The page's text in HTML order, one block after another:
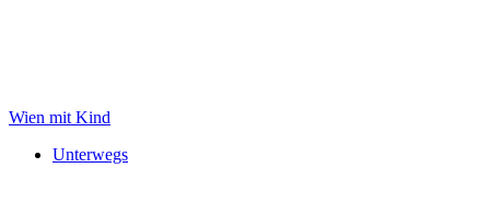
Wien mit Kind
Unterwegs